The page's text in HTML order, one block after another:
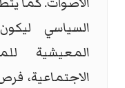
السياسي
المعيشية
الاجتماعية،